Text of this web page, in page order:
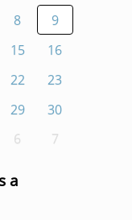
8
9
15
16
22
23
29
30
6 7
a